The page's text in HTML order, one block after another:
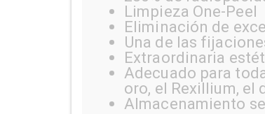
Limpieza One-Peel
Eliminación de
Una de las
Extraordinaria
Adecuado para
oro, el Rexillium,
Almacenamiento